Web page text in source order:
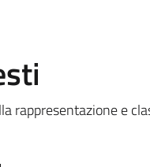
rappresentazione e